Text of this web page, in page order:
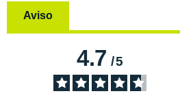
Aviso
4.7/5